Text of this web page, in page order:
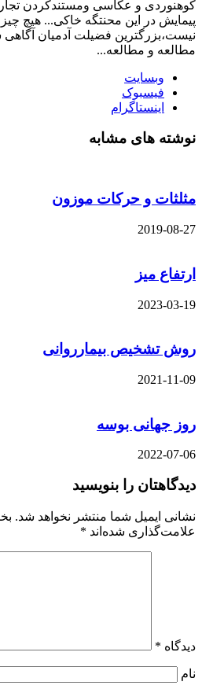
کوهنوردی و عکاسی ومستندکردن
پیمایش در این محنتگه خاکی... هیچ
نیست،بزرگترین فضیلت آدمیان
مطالعه و مطالعه...
وبسایت
فیسبوک
اینستاگرام
نوشته های مشابه
مثلثات و حرکات موزون
2019-08-27
ارتفاع میز
2023-03-19
روش تشخیص بیمارروانی
2021-11-09
روز جهانی بوسه
2022-07-06
دیدگاهتان را بنویسید
نشانی ایمیل شما منتشر نخواهد شد.
علامت‌گذاری شده‌اند *
دیدگاه *
نام